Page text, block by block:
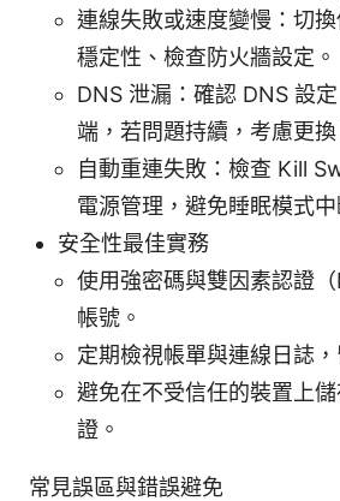
連線失敗或速度變慢：切
穩定性、檢查防火牆設定。
DNS 泄漏：確認 DNS 設
端，若問題持續，考慮更換
自動重連失敗：檢查 Kill
電源管理，避免睡眠模式中
安全性最佳實務
使用強密碼與雙因素認證
帳號。
定期檢視帳單與連線日誌，
避免在不受信任的裝置上
證。
常見誤區與錯誤避免